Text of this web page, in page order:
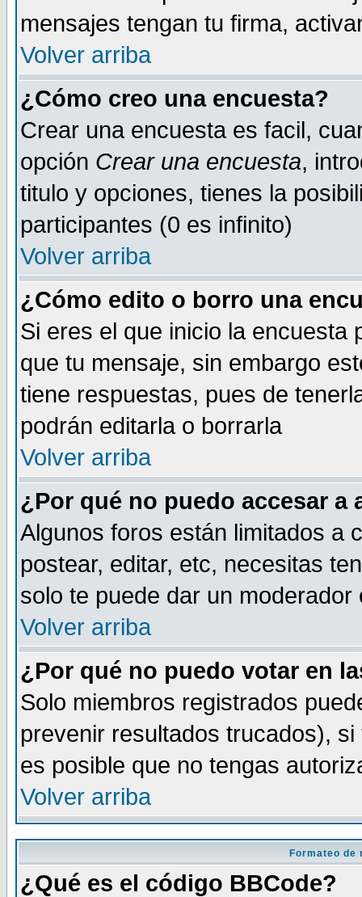
mensajes tengan tu firma,
Volver arriba
¿Cómo creo una encuesta?
Crear una encuesta es facil,
opción Crear una encuesta,
titulo y opciones, tienes la
participantes (0 es infinito)
Volver arriba
¿Cómo edito o borro una
Si eres el que inicio la encuesta
que tu mensaje, sin embargo
tiene respuestas, pues de
podrán editarla o borrarla
Volver arriba
¿Por qué no puedo accesar a
Algunos foros están limitados a
postear, editar, etc, necesitas
solo te puede dar un
Volver arriba
¿Por qué no puedo votar en
Solo miembros registrados
prevenir resultados trucados),
es posible que no tengas
Volver arriba
Formateo de
¿Qué es el código BBCode?